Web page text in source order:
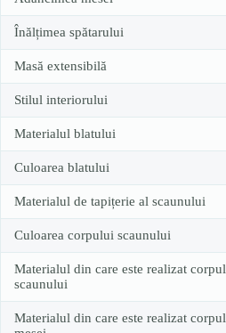
Înălțimea spătarului
Masă extensibilă
Stilul interiorului
Materialul blatului
Culoarea blatului
Materialul de tapițerie al scaunului
Culoarea corpului scaunului
Materialul din care este realizat corpul
scaunului
Materialul din care este realizat corpul